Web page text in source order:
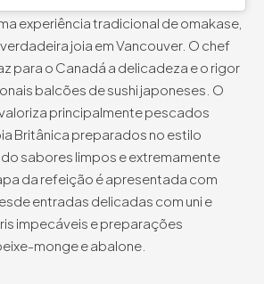
experiência tradicional de omakase,
verdadeira joia em Vancouver. O chef
para o Canadá a delicadeza e o rigor
balcões de sushi japoneses. O
principalmente pescados
Britânica preparados no estilo
sabores limpos e extremamente
da refeição é apresentada com
entradas delicadas com uni e
impecáveis e preparações
monge e abalone.